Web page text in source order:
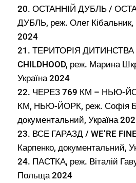
20. ОСТАННІЙ ДУБЛЬ /
ДУБЛЬ, реж. Олег Кібальник,
2024
21. ТЕРИТОРІЯ ДИТИНСТВА /
CHILDHOOD, реж. Марина
Україна 2024
22. ЧЕРЕЗ 769 КМ – НЬЮ-
КМ, НЬЮ-ЙОРК, реж. Софія
документальний, Україна
23. ВСЕ ГАРАЗД / WE’RE
Карпенко, документальний,
24. ПАСТКА, реж. Віталій
Польща 2024